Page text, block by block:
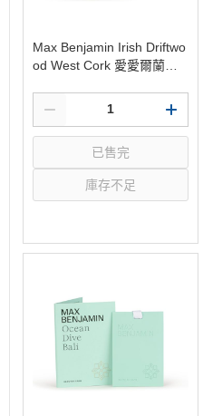
Max Benjamin Irish Driftwo
od West Cork 愛愛爾蘭木
已售完
庫存不足